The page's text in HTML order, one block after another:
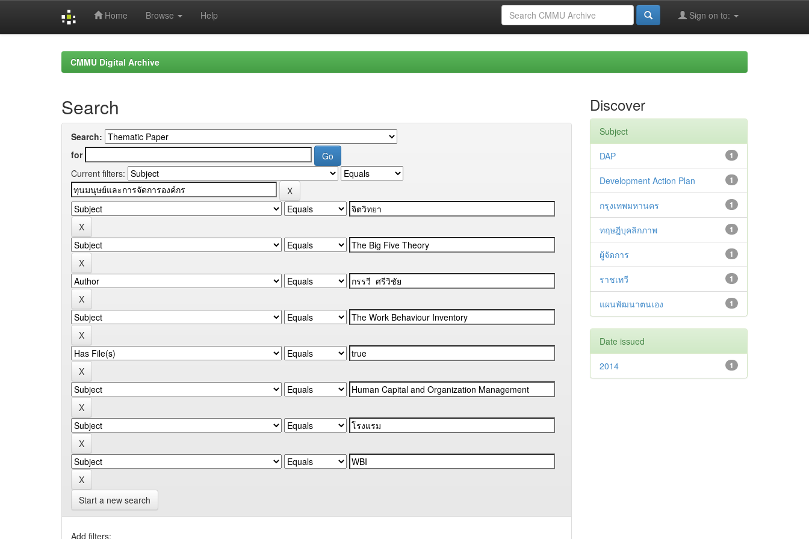
Home Browse Help Sign on to:
CMMU Digital Archive
Search
Search:
for
Current filters:
Start a new search
Add filters:
Discover
Subject
1
DAP
1
Development Action Plan
1
กรุงเทพมหานคร
1
ทฤษฎีบุคลิกภาพ
1
ผู้จัดการ
1
ราชเทวี
1
แผนพัฒนาตนเอง
Date issued
1
2014